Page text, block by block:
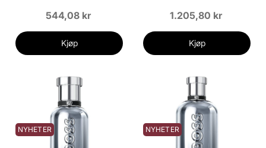
544,08 kr
Kjøp
1.205,80 kr
Kjøp
NYHETER NYHETER